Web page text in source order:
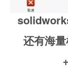
还有海